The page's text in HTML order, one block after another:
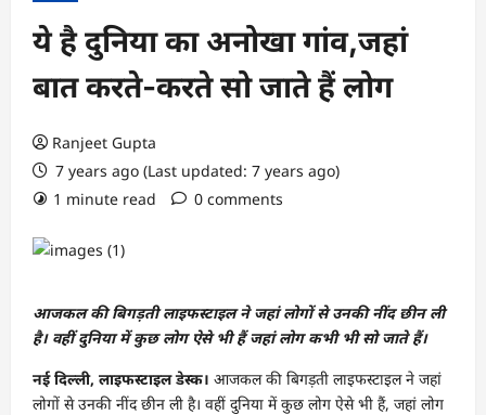
ये है दुनिया का अनोखा गांव,जहां
बात करते-करते सो जाते हैं लोग
Ranjeet Gupta
7 years ago (Last updated: 7 years ago)
1 minute read
0 comments
आजकल की बिगड़ती लाइफस्टाइल ने जहां लोगों से उनकी नींद छीन ली
है। वहीं दुनिया में कुछ लोग ऐसे भी हैं जहां लोग कभी भी सो जाते हैं।
नई दिल्ली, लाइफस्टाइल डेस्क। आजकल की बिगड़ती लाइफस्टाइल ने जहां
लोगों से उनकी नींद छीन ली है। वहीं दुनिया में कुछ लोग ऐसे भी हैं, जहां लोग